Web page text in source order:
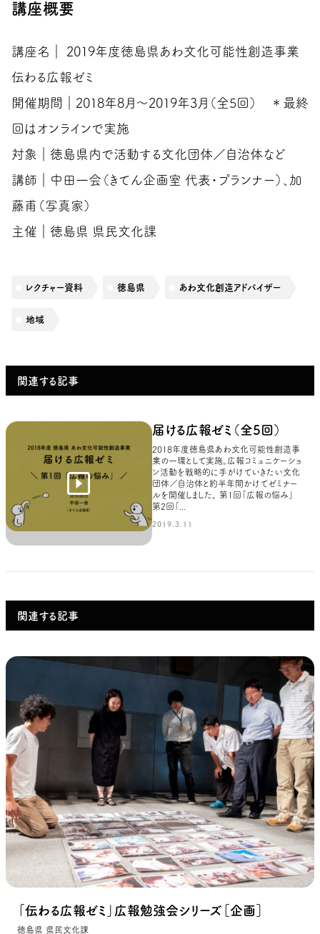
講座概要
講座名｜ 2019年度徳島県あわ文化可能性創造事業
伝わる広報ゼミ
開催期間｜2018年8月〜2019年3月（全5回） ＊最終
回はオンラインで実施
対象｜徳島県内で活動する文化団体／自治体など
講師｜中田一会（きてん企画室 代表・プランナー）、加
藤甫（写真家）
主催｜徳島県 県民文化課
レクチャー資料 徳島県 あわ文化創造アドバイザー
地域
関連する記事
届ける広報ゼミ（全5回）
2018年度徳島県あわ文化可能性創造事
業の一環として実施。広報コミュニケーショ
ン活動を戦略的に手がけていきたい文化
団体／自治体と約半年間かけてゼミナー
ルを開催しました。 第1回「広報の悩み」
第2回「...
2019.3.11
関連する記事
「伝わる広報ゼミ」広報勉強会シリーズ［企画］
徳島県 県民文化課